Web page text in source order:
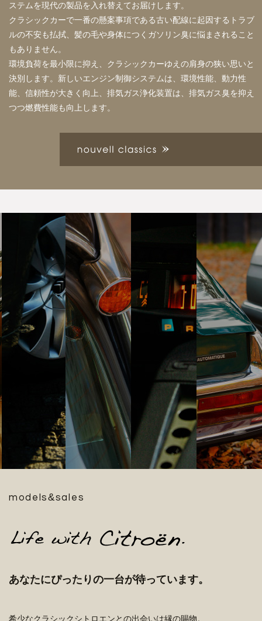
ステムを現代の製品を入れ替えてお届けします。
クラシックカーで一番の懸案事項である古い配線に起因するトラブ
ルの不安も払拭、髪の毛や身体につくガソリン臭に悩まされること
もありません。
環境負荷を最小限に抑え、クラシックカーゆえの肩身の狭い思いと
決別します。新しいエンジン制御システムは、環境性能、動力性
能、信頼性が大きく向上、排気ガス浄化装置は、排気ガス臭を抑え
つつ燃費性能も向上します。
models&sales
あなたにぴったりの一台が待っています。
希少なクラシックシトロエンとの出会いは縁の賜物。